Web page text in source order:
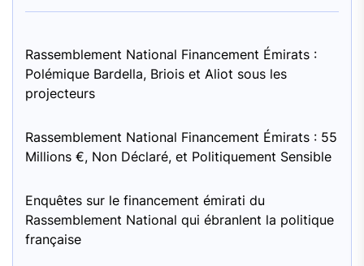
Rassemblement National Financement Émirats :
Polémique Bardella, Briois et Aliot sous les
projecteurs
Rassemblement National Financement Émirats : 55
Millions €, Non Déclaré, et Politiquement Sensible
Enquêtes sur le financement émirati du
Rassemblement National qui ébranlent la politique
française